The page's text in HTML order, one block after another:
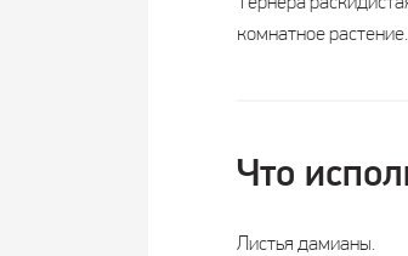
комнатное
Что
Листья дамианы.